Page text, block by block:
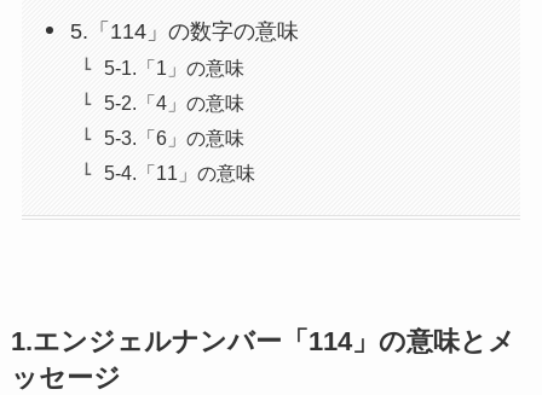
5.「114」の数字の意味
5-1.「1」の意味
5-2.「4」の意味
5-3.「6」の意味
5-4.「11」の意味
1.エンジェルナンバー「114」の意味とメ
ッセージ